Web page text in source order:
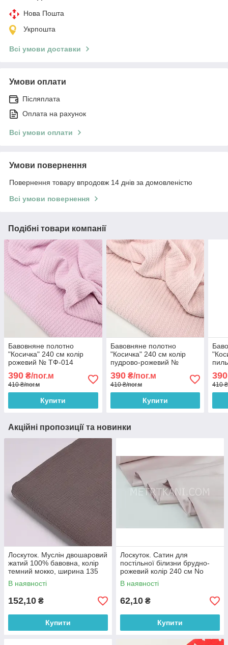
Нова Пошта
Укрпошта
Всі умови доставки
Умови оплати
Післяплата
Оплата на рахунок
Всі умови оплати
Умови повернення
Повернення товару впродовж 14 днів за домовленістю
Всі умови повернення
Подібні товари компанії
Бавовняне полотно
"Косичка" 240 см колір
рожевий № ТФ-014
390 ₴/пог.м
410 ₴/пог.м
Купити
Бавовняне полотно
"Косичка" 240 см колір
пудрово-рожевий №
ТФ-029
390₴/пог.м
410 ₴/пог.м
Купити
390
410
Акційні пропозиції та новинки
Лоскуток. Муслін двошаровий
жатий 100% бавовна, колір
темний мокко, ширина 135
см № МЖ2-40, 90*135 см
В наявності
152,10 ₴
Купити
Лоскуток. Сатин для
постільної білизни брудно-
рожевий колір 240 см No
ПС-0019, 27*240 см
В наявності
62,10 ₴
Купити